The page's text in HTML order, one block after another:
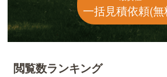
一括見積依頼(無
閲覧数ランキング